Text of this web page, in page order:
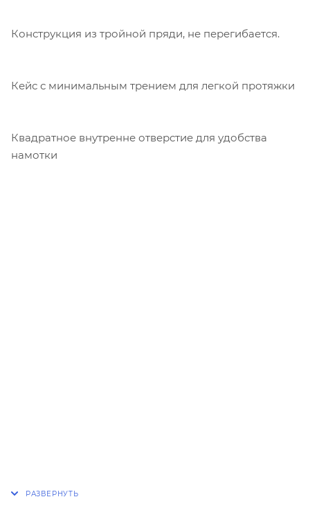
Конструкция из тройной пряди, не перегибается.
Кейс с минимальным трением для легкой протяжки
Квадратное внутренне отверстие для удобства
намотки